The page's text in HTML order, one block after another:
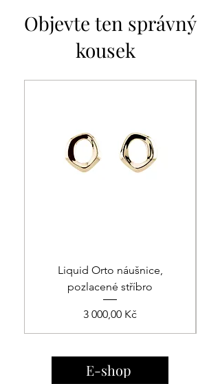
Objevte ten správný
kousek
Liquid Orto náušnice,
pozlacené stříbro
Cena
3 000,00 Kč
E-shop